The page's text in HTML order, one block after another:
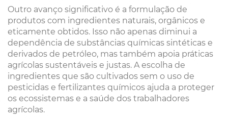
Outro avanço significativo é a formulação de
produtos com ingredientes naturais, orgânicos e
eticamente obtidos. Isso não apenas diminui a
dependência de substâncias químicas sintéticas e
derivados de petróleo, mas também apoia práticas
agrícolas sustentáveis e justas. A escolha de
ingredientes que são cultivados sem o uso de
pesticidas e fertilizantes químicos ajuda a proteger
os ecossistemas e a saúde dos trabalhadores
agrícolas.